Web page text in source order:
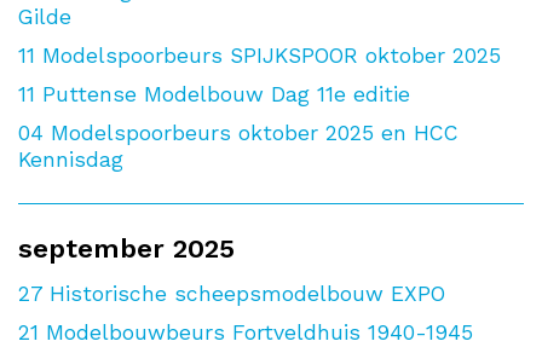
Gilde
11 Modelspoorbeurs SPIJKSPOOR oktober 2025
11 Puttense Modelbouw Dag 11e editie
04 Modelspoorbeurs oktober 2025 en HCC
Kennisdag
september 2025
27 Historische scheepsmodelbouw EXPO
21 Modelbouwbeurs Fortveldhuis 1940-1945